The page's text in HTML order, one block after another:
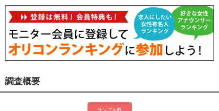
調査概要
サンプル数